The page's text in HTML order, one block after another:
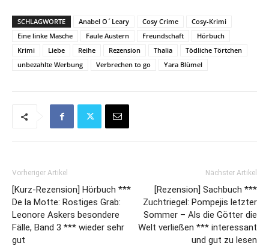
SCHLAGWORTE Anabel O´Leary Cosy Crime
Cosy-Krimi
Eine linke Masche
Faule Austern Freundschaft
Hörbuch
Krimi
Liebe Reihe Rezension Thalia
Tödliche Törtchen
unbezahlte Werbung
Verbrechen to go Yara Blümel
Vorheriger Artikel
[Kurz-Rezension] Hörbuch ***
De la Motte: Rostiges Grab:
Leonore Askers besondere
Fälle, Band 3 *** wieder sehr
gut
Nächster Artikel
[Rezension] Sachbuch ***
Zuchtriegel: Pompejis letzter
Sommer – Als die Götter die
Welt verließen *** interessant
und gut zu lesen